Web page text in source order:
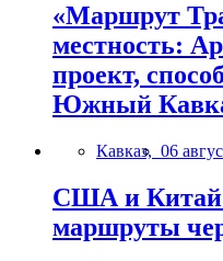
«Маршрут
местность:
проект,
Южный
Кавказ, 06
США и Китай
маршруты